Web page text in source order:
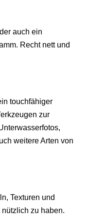
auch ein
Recht nett und
touchfähiger
zur
weitere Arten von
Texturen und
zu haben.